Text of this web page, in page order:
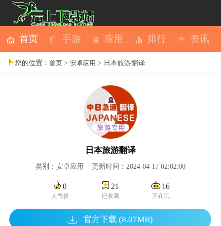
首页 手游 应用 排行 资讯
您的位置：首页 >安卓应用 > 日本旅游翻译
日本旅游翻译
类别：安卓应用 更新时间：2024-04-17 02:02:00
0
人气值
21
已收藏
16
正在玩
官方下载 (8.07MB)